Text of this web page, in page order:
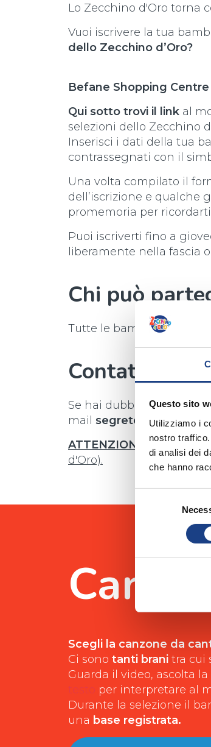
Questo sito
Utilizziamo i
nostro
di analisi dei
che hanno
Lo Zecchino d'Oro torna
Vuoi iscrivere la tua
dello Zecchino d’Oro?
Befane Shopping Centre
Qui sotto trovi il link al
selezioni dello Zecchino
Inserisci i dati della tua
contrassegnati con il
Una volta compilato il
dell’iscrizione e qualche
promemoria per
Puoi iscriverti fino a
liberamente nella fascia
Chi può
Tutte le bambine e tutti i
Contattaci se
Se hai dubbi e difficoltà
mail
ATTENZIONE:
il casting
d'Oro).
Canzoni
Scegli la canzone da
Ci sono tanti brani tra cui
Guarda il video, ascolta
testo per interpretare al
Durante la selezione il
una base registrata.